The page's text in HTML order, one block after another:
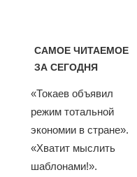
САМОЕ ЧИТАЕМОЕ
ЗА СЕГОДНЯ
«Токаев объявил
режим тотальной
экономии в стране».
«Хватит мыслить
шаблонами!».